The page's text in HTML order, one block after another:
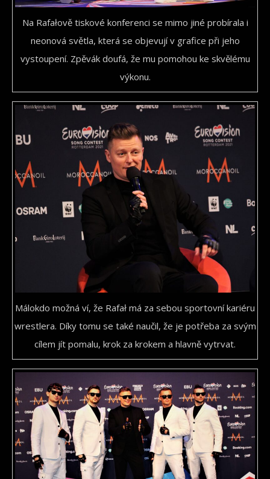
Na Rafałově tiskové konferenci se mimo jiné probírala i
neonová světla, která se objevují v grafice při jeho
vystoupení. Zpěvák doufá, že mu pomohou ke skvělému
výkonu.
Málokdo možná ví, že Rafał má za sebou sportovní kariéru
wrestlera. Díky tomu se také naučil, že je potřeba za svým
cílem jít pomalu, krok za krokem a hlavně vytrvat.